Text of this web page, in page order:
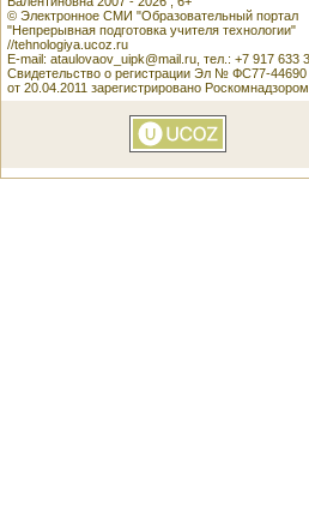
© Электронное СМИ "Образовательный портал
"Непрерывная подготовка учителя технологии"
//tehnologiya.ucoz.ru
E-mail: ataulovaov_uipk@mail.ru, тел.: +7 917 633
Свидетельство о регистрации Эл № ФС77-44690
от 20.04.2011 зарегистрировано Роскомнадзором